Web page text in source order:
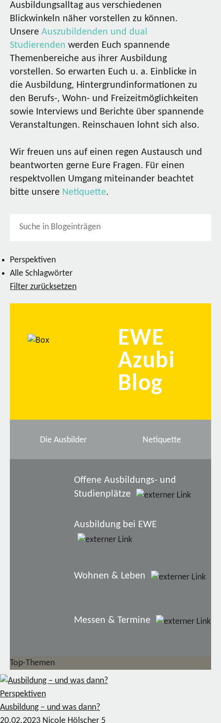
Ausbildungsalltag aus verschiedenen
Blickwinkeln näher vorstellen zu können.
Unsere Auszubildenden und dual
Studierenden werden Euch spannende
Themenbereiche aus ihrer Ausbildung
vorstellen. So erwarten Euch u. a. Einblicke in
die Ausbildung, Hintergrundinformationen zu
den Berufs-, Wohn- und Freizeitmöglichkeiten
sowie Interviews und Berichte über spannende
Veranstaltungen. Reinschauen lohnt sich also.
Wir freuen uns auf einen regen Austausch und
beantworten gerne Eure Fragen. Für einen
respektvollen Umgang miteinander beachtet
bitte unsere Netiquette.
Perspektiven
Alle Schlagwörter
Filter zurücksetzen
EWE
Azubi
Blog
Die Ausbilder Netiquette
Offene Ausbildungs- und
Studienplätze
Ausbildung bei EWE
Wohnen & Leben
Messen & Termine
Top-Themen
Perspektiven
Ausbildung – und was dann?
20.02.2023 Nicole Hölscher 5